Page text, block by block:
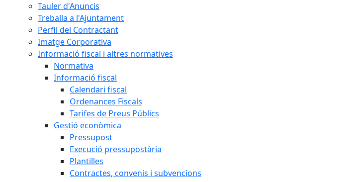
Tauler d'Anuncis
Treballa a l'Ajuntament
Perfil del Contractant
Imatge Corporativa
Informació fiscal i altres normatives
Normativa
Informació fiscal
Calendari fiscal
Ordenances Fiscals
Tarifes de Preus Públics
Gestió econòmica
Pressupost
Execució pressupostària
Plantilles
Contractes, convenis i subvencions